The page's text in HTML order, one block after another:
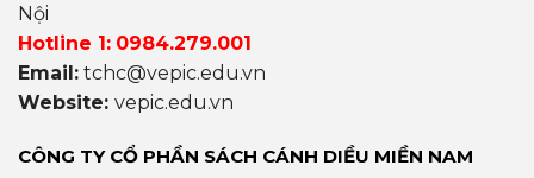
Nội
Hotline 1: 0984.279.001
Email: tchc@vepic.edu.vn
Website: vepic.edu.vn
CÔNG TY CỔ PHẦN SÁCH CÁNH DIỀU MIỀN NAM